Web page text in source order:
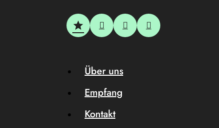
Über uns
Empfang
Kontakt